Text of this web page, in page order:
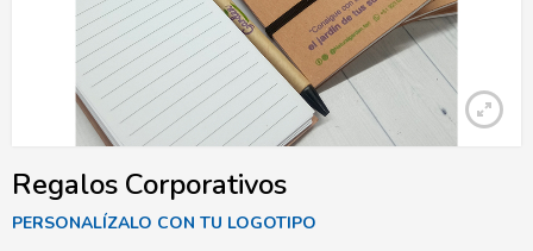
Regalos Corporativos
PERSONALÍZALO CON TU LOGOTIPO